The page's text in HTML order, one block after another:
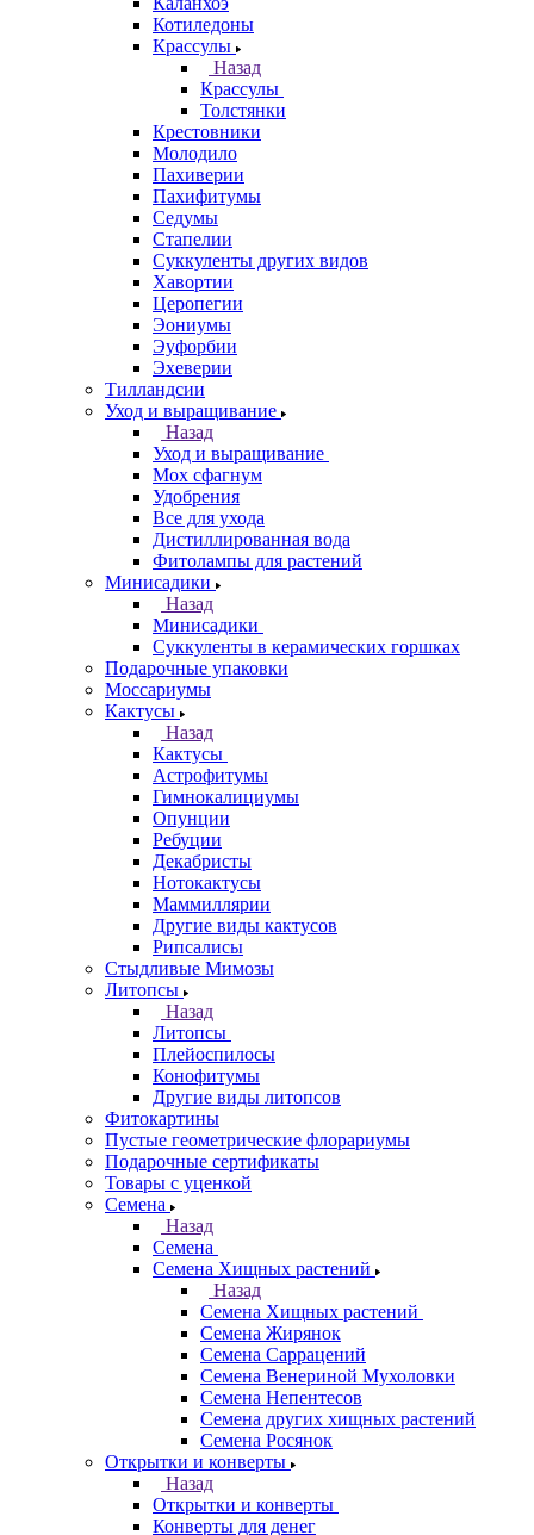
Котиледоны
Крассулы
Назад
Крассулы
Толстянки
Крестовники
Молодило
Пахиверии
Пахифитумы
Седумы
Стапелии
Суккуленты других видов
Хавортии
Церопегии
Эониумы
Эуфорбии
Эхеверии
Тилландсии
Уход и выращивание
Назад
Уход и выращивание
Мох сфагнум
Удобрения
Все для ухода
Дистиллированная вода
Фитолампы для растений
Минисадики
Назад
Минисадики
Суккуленты в керамических горшках
Подарочные упаковки
Моссариумы
Кактусы
Назад
Кактусы
Астрофитумы
Гимнокалициумы
Опунции
Ребуции
Декабристы
Нотокактусы
Маммиллярии
Другие виды кактусов
Рипсалисы
Стыдливые Мимозы
Литопсы
Назад
Литопсы
Плейоспилосы
Конофитумы
Другие виды литопсов
Фитокартины
Пустые геометрические флорариумы
Подарочные сертификаты
Товары с уценкой
Семена
Назад
Семена
Семена Хищных растений
Назад
Семена Хищных растений
Семена Жирянок
Семена Саррацений
Семена Венериной Мухоловки
Семена Непентесов
Семена других хищных растений
Семена Росянок
Открытки и конверты
Назад
Открытки и конверты
Конверты для денег